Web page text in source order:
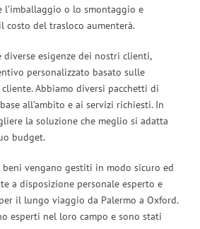
l’imballaggio o lo smontaggio e
costo del trasloco aumenterà.
esigenze dei nostri clienti,
personalizzato basato sulle
Abbiamo diversi pacchetti di
all’ambito e ai servizi richiesti. In
la soluzione che meglio si adatta
budget.
vengano gestiti in modo sicuro ed
a disposizione personale esperto e
il lungo viaggio da Palermo a Oxford.
esperti nel loro campo e sono stati